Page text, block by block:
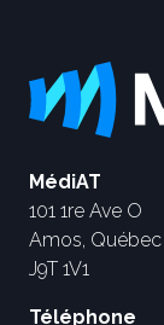
MédiAT
101 1re Ave O
Amos, Québec
J9T 1V1
Téléphone